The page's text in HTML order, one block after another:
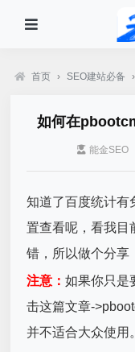
首页 › SEO建站必备 ›
如何在
能金SEO
知道了百度统计有
置查看呢，看我目
错，所以做个分享
注意：如果你只是
击这篇文章-
并不适合大众使用。